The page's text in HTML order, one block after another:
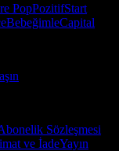
PopPozitifStart
BebeğimleCapital
Sözleşmesi
ve İadeYayın